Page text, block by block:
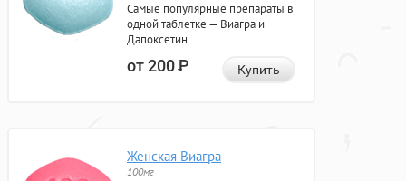
Самые популярные препараты в
одной таблетке — Виагра и
Дапоксетин.
от 200Р Купить
Женская Виагра
100мг